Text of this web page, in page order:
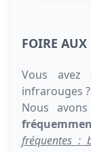
FOIRE
Vous avez
infrarouges ?
Nous
fréquentes :